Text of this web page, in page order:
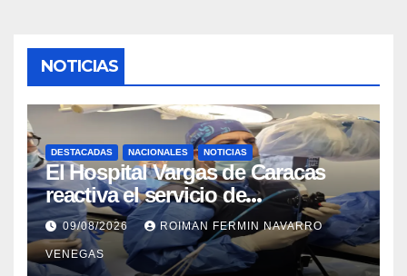
NOTICIAS
DESTACADAS NACIONALES NOTICIAS
El Hospital Vargas de Caracas
reactiva el servicio de
Colangiopancreatografía
Retrógrada Endoscópica para
beneficiar a cientos de pacientes
09/08/2026 ROIMAN FERMIN NAVARRO
VENEGAS